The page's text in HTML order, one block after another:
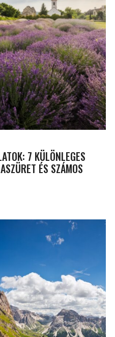
7 KÜLÖNLEGES
ÉS SZÁMOS